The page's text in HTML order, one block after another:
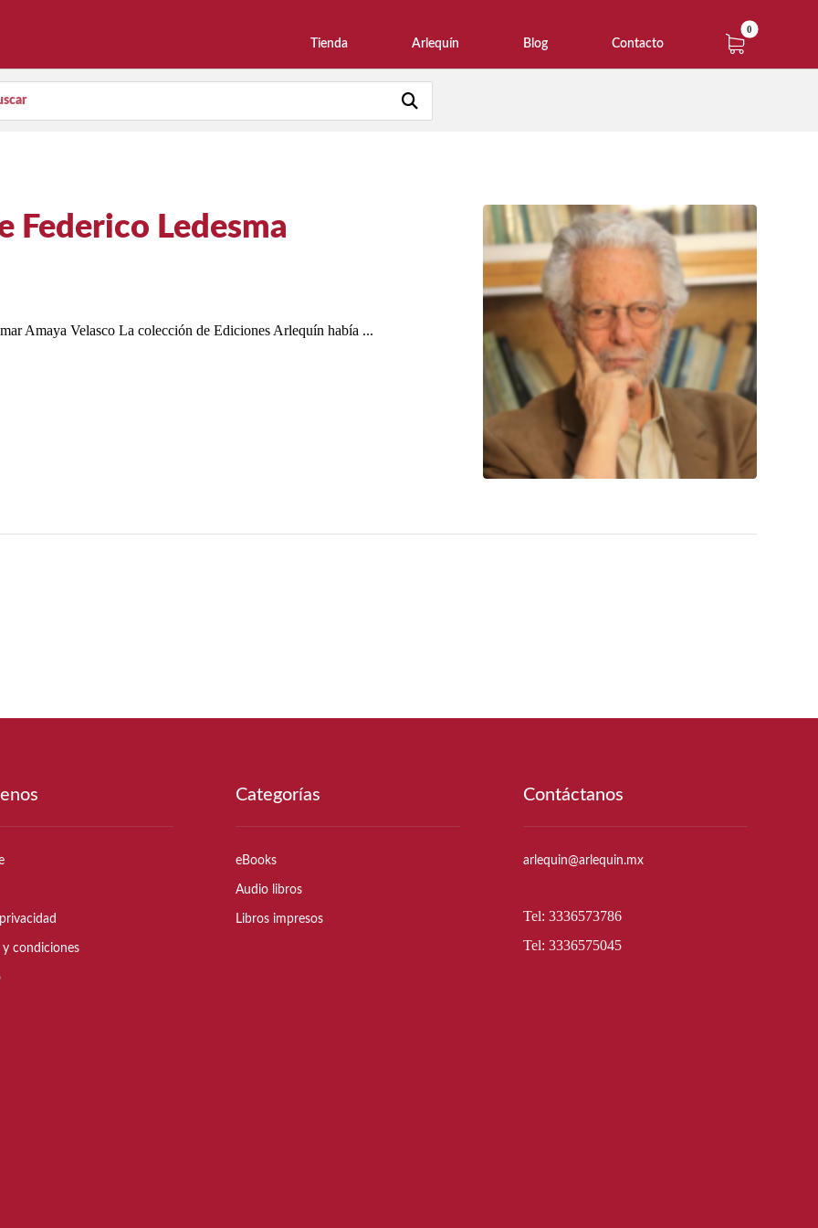
Tienda Arlequín Blog Contacto
Federico Ledesma
Amaya Velasco La colección de Ediciones Arlequín había ...
y condiciones
Categorías
eBooks
Audio libros
Libros impresos
Contáctanos
arlequin@arlequin.mx
Tel: 3336573786
Tel: 3336575045